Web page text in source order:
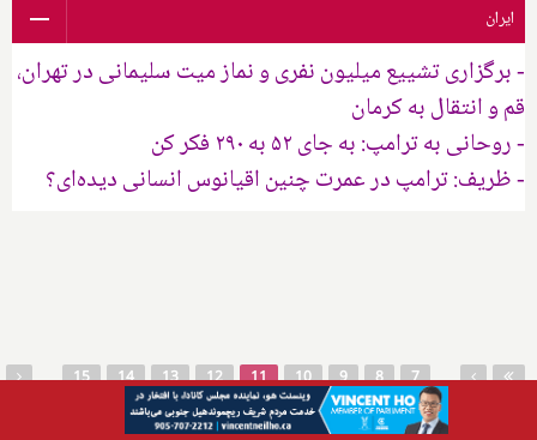
ایران
- برگزاری تشییع میلیون نفری و نماز میت سلیمانی در تهران،
قم و انتقال به کرمان
- روحانی به ترامپ: به جای ۵۲ به ۲۹۰ فکر کن
- ظریف: ترامپ در عمرت چنین اقیانوس انسانی دیده‌ای؟
…
7
8
9
10
11
12
13
14
15
…